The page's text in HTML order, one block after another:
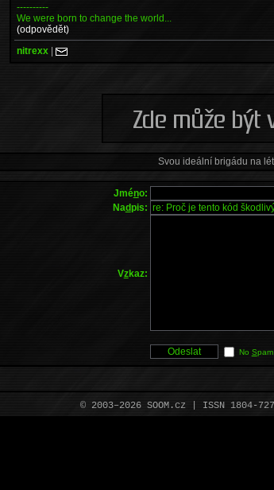
----------
We were born to change the world...
(odpovědět)
nitrexx |
Svou ideální brigádu na
Jméno:
Nadpis:
Vzkaz:
No Spam
© 2003–2026 SOOM.cz | ISSN 1804-